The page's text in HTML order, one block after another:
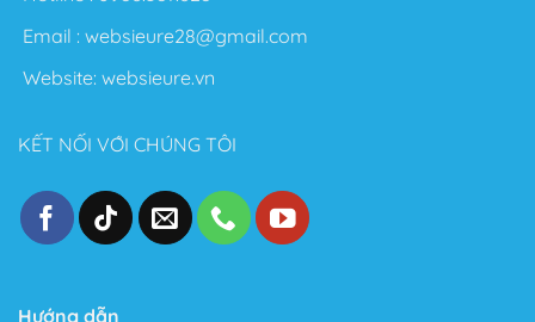
sáng tạo không giới hạn. Sau đây là một số điểm nổi
không biết gì về Code.
Tốc độ Load nhanh bởi Code cực kỳ sạch sẽ và gọn
Cấu trúc chuẩn SEO – Theme Flatsome được làm
Email : websieure28@gmail.com
Website: websieure.vn
KẾT NỐI VỚI CHÚNG TÔI
Hướng dẫn